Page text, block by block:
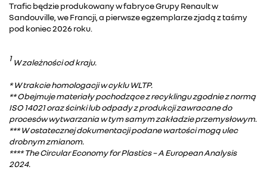
Trafic będzie produkowany w fabryce Grupy Renault w
Sandouville, we Francji, a pierwsze egzemplarze zjadą z taśmy
pod koniec 2026 roku.
1 W zależności od kraju.
* W trakcie homologacji w cyklu WLTP.
** Obejmuje materiały pochodzące z recyklingu zgodnie z normą
ISO 14021 oraz ścinki lub odpady z produkcji zawracane do
procesów wytwarzania w tym samym zakładzie przemysłowym.
*** W ostatecznej dokumentacji podane wartości mogą ulec
drobnym zmianom.
**** The Circular Economy for Plastics – A European Analysis
2024.